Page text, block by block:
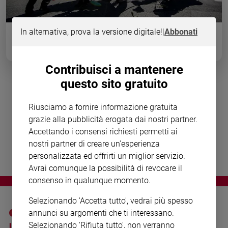
Chiesa
giorno
Società
e
valori
dei funerali di Vittorio Casamonica, storico capostipite dell'omonima
Carrozza, cavalli e petali di rosa
lanciati da un elicottero: se il
funerale è l'esaltazione di un boss
In alternativa, prova la versione digitale!|Abbonati
Contribuisci a mantenere
questo sito gratuito
Riusciamo a fornire informazione gratuita
grazie alla pubblicità erogata dai nostri partner.
Accettando i consensi richiesti permetti ai
nostri partner di creare un'esperienza
personalizzata ed offrirti un miglior servizio.
Avrai comunque la possibilità di revocare il
consenso in qualunque momento.
Selezionando 'Accetta tutto', vedrai più spesso
annunci su argomenti che ti interessano.
Selezionando 'Rifiuta tutto', non verranno